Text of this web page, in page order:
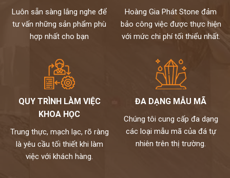
Luôn sẵn sàng lắng nghe để
tư vấn những sản phẩm phù
hợp nhất cho bạn
Hoàng Gia Phát Stone đảm
bảo công việc được thực hiện
với mức chi phí tối thiểu nhất.
QUY TRÌNH LÀM VIỆC
KHOA HỌC
Trung thực, mạch lạc, rõ ràng
là yêu cầu tối thiết khi làm
việc với khách hàng.
ĐA DẠNG MẪU MÃ
Chúng tôi cung cấp đa dạng
các loại mẫu mã của đá tự
nhiên trên thị trường.